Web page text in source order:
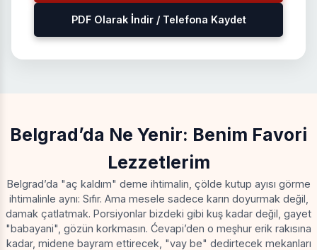
PDF Olarak İndir / Telefona Kaydet
Belgrad’da Ne Yenir: Benim Favori
Lezzetlerim
Belgrad’da "aç kaldım" deme ihtimalin, çölde kutup ayısı görme
ihtimalinle aynı: Sıfır. Ama mesele sadece karın doyurmak değil,
damak çatlatmak. Porsiyonlar bizdeki gibi kuş kadar değil, gayet
"babayani", gözün korkmasın. Ćevapi’den o meşhur erik rakısına
kadar, midene bayram ettirecek, "vay be" dedirtecek mekanları